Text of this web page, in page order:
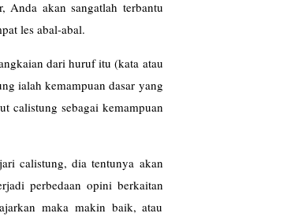
Anda akan sangatlah terbantu
les abal-abal.
dari huruf itu (kata atau
ialah kemampuan dasar yang
calistung sebagai kemampuan
calistung, dia tentunya akan
perbedaan opini berkaitan
maka makin baik, atau